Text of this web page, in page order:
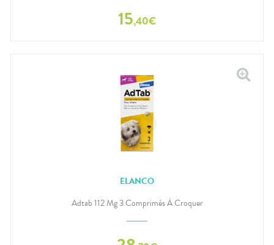
15,40€
ELANCO
Adtab 112 Mg 3 Comprimés À Croquer